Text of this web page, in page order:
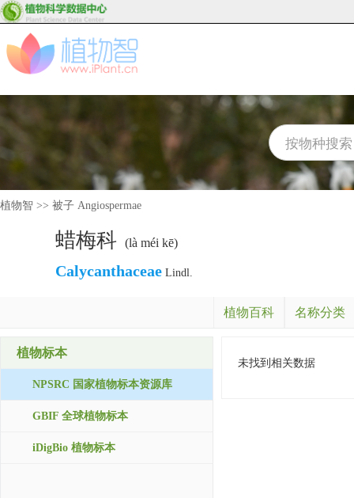
植物智 >> 被子 Angiospermae
蜡梅科 (là méi kē)
Calycanthaceae Lindl.
植物百科 名称分类
植物标本
NPSRC 国家植物标本资源库
GBIF 全球植物标本
iDigBio 植物标本
未找到相关数据